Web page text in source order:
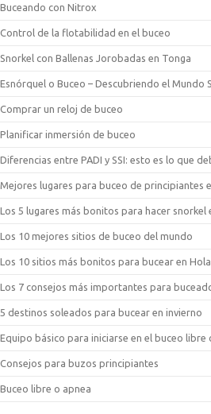
Buceando con Nitrox
Control de la flotabilidad en el buceo
Snorkel con Ballenas Jorobadas en Tonga
Esnórquel o Buceo – Descubriendo el Mundo
Comprar un reloj de buceo
Planificar inmersión de buceo
Diferencias entre PADI y SSI: esto es lo que
Mejores lugares para buceo de principiantes
Los 5 lugares más bonitos para hacer snorkel
Los 10 mejores sitios de buceo del mundo
Los 10 sitios más bonitos para bucear en
Los 7 consejos más importantes para
5 destinos soleados para bucear en invierno
Equipo básico para iniciarse en el buceo libre
Consejos para buzos principiantes
Buceo libre o apnea